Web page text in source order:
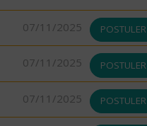
07/11/2025 POSTULER
07/11/2025 POSTULER
07/11/2025 POSTULER